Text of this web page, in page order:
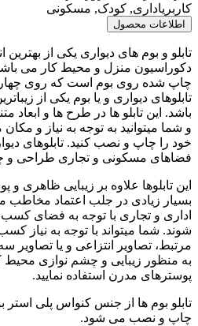
کاربریاداری, کودک, مسکونی
اطلاعات محصول
تابلو و بوم های دیواری یکی از بهترین
دکوراسیون منزل و محیط کار می
چاپ شده روی بوم است که روی
تابلوهای دیواری و یا بوم یکی از
باشد. این تابلو ها در طرح ها و
و شما میتوانید به توجه به نیاز و
خود را چاپ و نصب کنید. تابلوهای
فضاهای مسکونی و تجاری طراحی
این تابلوها علاوه بر زیبایی
بسیار زیادی در جلب اعتماد مخاطب
اداری و تجاری با توجه به فضای
شوند. شما میتواند با توجه به نیاز
مرتبط، تصاویر انتزاعی و یا تصاویر
به منظور زیبایی و چشم نوازی محیط
پوسترهای مدرن استفاده نمایید.
تابلو بوم ها از جنس کنواس پلی
چاپ و نصب می شود.